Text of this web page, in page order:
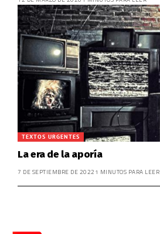
TEXTOS URGENTES
La era de la aporía
7 DE SEPTIEMBRE DE 2022 1 MINUTOS PARA LEER